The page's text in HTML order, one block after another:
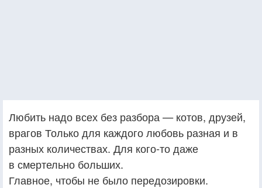
Любить надо всех без разбора — котов, друзей,
врагов Только для каждого любовь разная и в
разных количествах. Для кого-то даже
в смертельно больших.
Главное, чтобы не было передозировки.